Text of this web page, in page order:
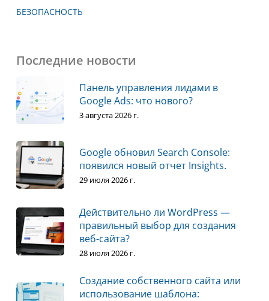
БЕЗОПАСНОСТЬ
Последние новости
Панель управления лидами в
Google Ads: что нового?
3 августа 2026 г.
Google обновил Search Console:
появился новый отчет Insights.
29 июля 2026 г.
Действительно ли WordPress —
правильный выбор для создания
веб-сайта?
28 июля 2026 г.
Создание собственного сайта или
использование шаблона: